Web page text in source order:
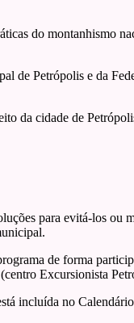
do montanhismo
de Petrópolis e da
da cidade de
para evitá-los ou
de forma
Excursionista
incluída no